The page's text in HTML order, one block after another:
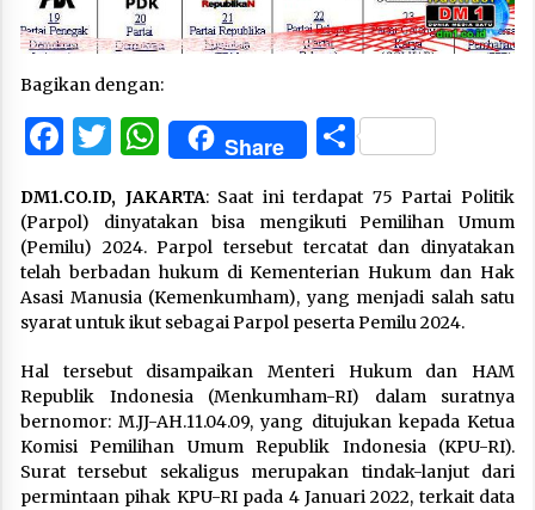
Bagikan dengan:
Facebook
Twitter
WhatsApp
Share Share
DM1.CO.ID, JAKARTA: Saat ini terdapat 75 Partai Politik
(Parpol) dinyatakan bisa mengikuti Pemilihan Umum
(Pemilu) 2024. Parpol tersebut tercatat dan dinyatakan
telah berbadan hukum di Kementerian Hukum dan Hak
Asasi Manusia (Kemenkumham), yang menjadi salah satu
syarat untuk ikut sebagai Parpol peserta Pemilu 2024.
Hal tersebut disampaikan Menteri Hukum dan HAM
Republik Indonesia (Menkumham-RI) dalam suratnya
bernomor: M.JJ-AH.11.04.09, yang ditujukan kepada Ketua
Komisi Pemilihan Umum Republik Indonesia (KPU-RI).
Surat tersebut sekaligus merupakan tindak-lanjut dari
permintaan pihak KPU-RI pada 4 Januari 2022, terkait data